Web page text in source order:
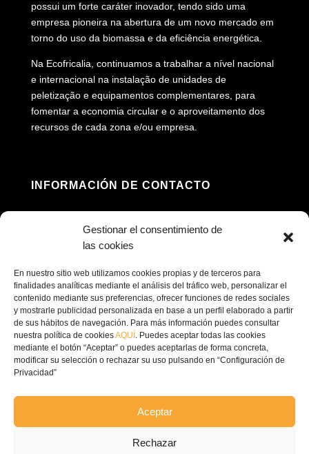
Gestionar el consentimiento de
las cookies
En nuestro sitio web utilizamos cookies propias y de terceros para
finalidades analíticas mediante el análisis del tráfico web, personalizar el
contenido mediante sus preferencias, ofrecer funciones de redes sociales
y mostrarle publicidad personalizada en base a un perfil elaborado a partir
de sus hábitos de navegación. Para más información puedes consultar
nuestra política de cookiesAQUÍ . Puedes aceptar todas las cookies
mediante el botón “Aceptar” o puedes aceptarlas de forma concreta,
modificar su selección o rechazar su uso pulsando en “Configuración de
Privacidad”
Aceptar
Rechazar
possui um forte caráter inovador, tendo sido uma
empresa pioneira na abertura de um novo mercado em
torno do uso da biomassa e da eficiência energética.
Na Ecofricalia, continuamos a trabalhar a nível nacional
e internacional na instalação de unidades de
peletização e equipamentos complementares, para
fomentar a economia circular e o aproveitamento dos
recursos de cada zona e/ou empresa.
INFORMACIÓN DE CONTACTO
Pedroñeras, Cuenca (Espanha)
 contacto@ecofricalia.com